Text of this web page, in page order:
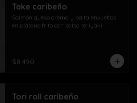
Take caribeño
Salmón queso crema y palta envueltos
en plátano frito con salsa teriyaki
$8.490
Tori roll caribeño